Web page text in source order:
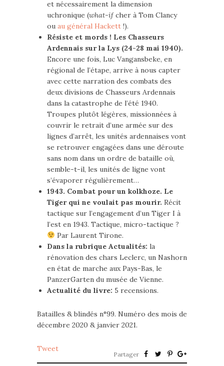
et nécessairement la dimension
uchronique (what-ifcher à Tom Clancy
ou au général Hackett !).
Résiste et mords ! Les Chasseurs
Ardennais sur la Lys (24-28 mai 1940).
Encore une fois, Luc Vangansbeke, en
régional de l’étape, arrive à nous capter
avec cette narration des combats des
deux divisions de Chasseurs Ardennais
dans la catastrophe de l’été 1940.
Troupes plutôt légères, missionnées à
couvrir le retrait d’une armée sur des
lignes d’arrêt, les unités ardennaises vont
se retrouver engagées dans une déroute
sans nom dans un ordre de bataille où,
semble-t-il, les unités de ligne vont
s’évaporer régulièrement…
1943. Combat pour un kolkhoze. Le
Tiger qui ne voulait pas mourir. Récit
tactique sur l’engagement d’un Tiger I à
l’est en 1943. Tactique, micro-tactique ?
Par Laurent Tirone.
Dans la rubrique Actualités: la
rénovation des chars Leclerc, un Nashorn
en état de marche aux Pays-Bas, le
PanzerGarten du musée de Vienne.
Actualité du livre: 5 recensions.
Batailles & blindés n°99. Numéro des mois de
décembre 2020 & janvier 2021.
Tweet
Partager